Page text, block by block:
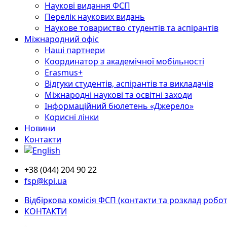
Наукові видання ФСП
Перелік наукових видань
Наукове товариство студентів та аспірантів
Міжнародний офіс
Наші партнери
Координатор з академічної мобільності
Erasmus+
Відгуки студентів, аспірантів та викладачів
Міжнародні наукові та освітні заходи
Інформаційний бюлетень «Джерело»
Корисні лінки
Новини
Контакти
+38 (044) 204 90 22
fsp@kpi.ua
Відбіркова комісія ФСП (контакти та розклад
КОНТАКТИ